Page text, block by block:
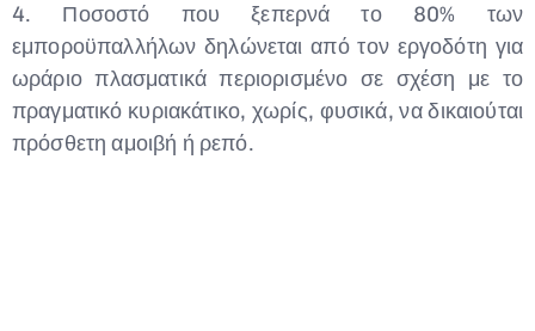
4. Ποσοστό που ξεπερνά το 80% των
εμποροϋπαλλήλων δηλώνεται από τον εργοδότη για
ωράριο πλασματικά περιορισμένο σε σχέση με το
πραγματικό κυριακάτικο, χωρίς, φυσικά, να δικαιούται
πρόσθετη αμοιβή ή ρεπό.